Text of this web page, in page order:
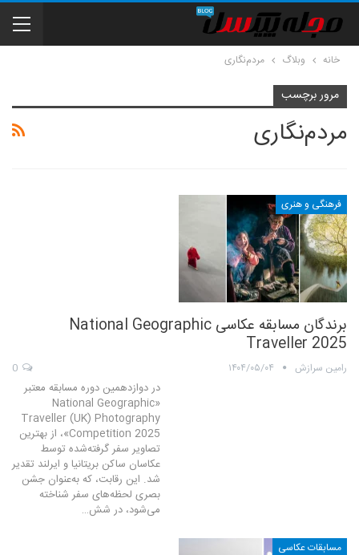
خانه وبلاگ مردم‌نگاری
مرور برچسب
مردم‌نگاری
فرهنگی و هنری
برندگان مسابقه عکاسی National Geographic
Traveller 2025
رامین سرازش ۱۴۰۴/۰۵/۰۴
در دوازدهمین دوره مسابقه معتبر
«National Geographic
Traveller (UK) Photography
Competition 2025»، از بهترین
تصاویر سفر گرفته‌شده توسط
عکاسان ساکن بریتانیا و ایرلند تقدیر
شد. این رقابت، که به‌عنوان جشن
بصری لحظه‌های سفر شناخته
می‌شود، در شش…
مسابقات عکاسی